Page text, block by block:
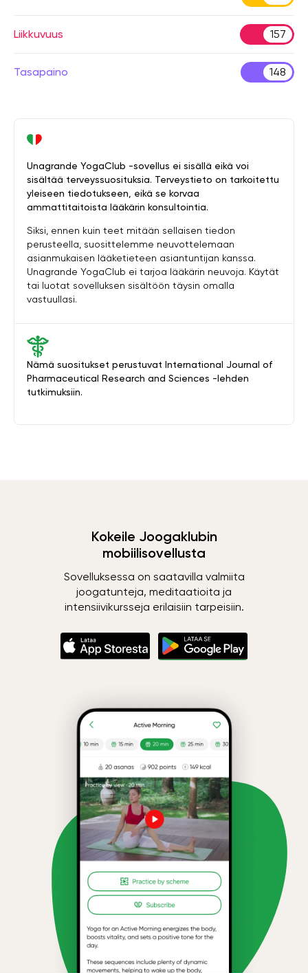
Liikkuvuus 157
Tasapaino 148
Nämä suositukset perustuvat International Journal of
Pharmaceutical Research and Sciences -lehden
tutkimuksiin.
Unagrande YogaClub -sovellus ei sisällä eikä voi
sisältää terveyssuosituksia. Terveystieto on tarkoitettu
yleiseen tiedotukseen, eikä se korvaa
ammattitaitoista lääkärin konsultointia.
Siksi, ennen kuin teet mitään sellaisen tiedon
perusteella, suosittelemme neuvottelemaan
asianmukaisen lääketieteen asiantuntijan kanssa.
Unagrande YogaClub ei tarjoa lääkärin neuvoja. Käytät
tai luotat sovelluksen sisältöön täysin omalla
vastuullasi.
Kokeile Joogaklubin
mobiilisovellusta
Sovelluksessa on saatavilla valmiita
joogatunteja, meditaatioita ja
intensiivikursseja erilaisiin tarpeisiin.